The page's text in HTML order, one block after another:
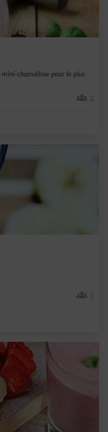
mini-chamallow pour le plus
2
1